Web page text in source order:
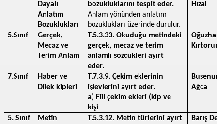
Dayalı
Anlatım
Bozuklukları
bozukluklarını tespit eder.
Anlam yönünden anlatım
bozuklukları üzerinde durulur.
Hızal
5.Sınıf
Gerçek,
Mecaz ve
Terim Anlam
T.5.3.33. Okuduğu metindeki
gerçek, mecaz ve terim
anlamlı sözcükleri ayırt
eder.
7.Sınıf
Haber ve
Dilek kipleri
T.7.3.9. Çekim eklerinin
işlevlerini ayırt eder.
a) Fiil çekim ekleri (kip ve
kişi
Ağca
5. Sınıf
Metin
T.5.3.12. Metin türlerini ayırt
Barış